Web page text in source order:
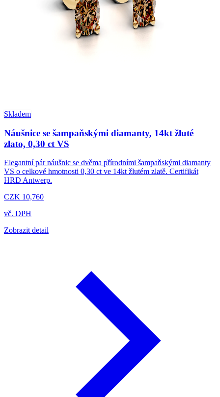
Skladem
Náušnice se šampaňskými diamanty, 14kt žluté
zlato, 0,30 ct VS
Elegantní pár náušnic se dvěma přírodními šampaňskými diamanty
VS o celkové hmotnosti 0,30 ct ve 14kt žlutém zlatě. Certifikát
HRD Antwerp.
CZK 10,760
vč. DPH
Zobrazit detail